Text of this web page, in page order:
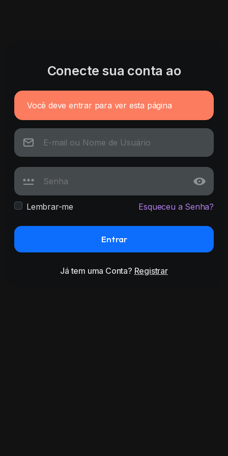
Conecte sua conta ao
Você deve entrar para ver esta página
Lembrar-me Esqueceu a Senha?
Entrar
Já tem uma Conta? Registrar